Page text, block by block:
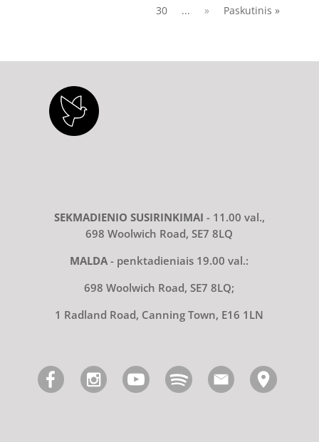
30
... » Paskutinis »
SEKMADIENIO SUSIRINKIMAI - 11.00 val.,
698 Woolwich Road, SE7 8LQ
MALDA- penktadieniais 19.00 val.:
698 Woolwich Road, SE7 8LQ;
1 Radland Road, Canning Town, E16 1LN